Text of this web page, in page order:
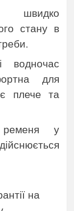
швидко
стану в
водночас
для
плече та
ременя у
на